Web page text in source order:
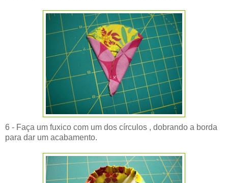
6 - Faça um fuxico com um dos círculos , dobrando a borda
para dar um acabamento.